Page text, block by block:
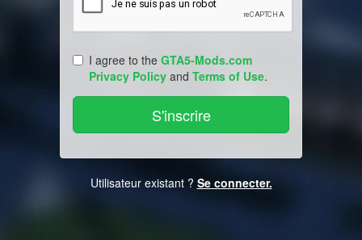
I agree to the GTA5-Mods.com
Privacy Policy and Terms of Use.
Utilisateur existant ? Se connecter.